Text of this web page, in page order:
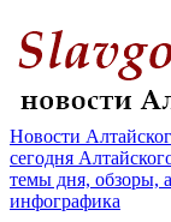
Новости
сегодня
темы дня, обзоры,
инфографика